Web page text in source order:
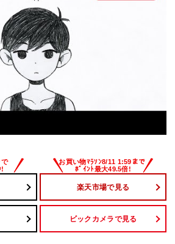
楽天市場で見る
ビックカメラで見る